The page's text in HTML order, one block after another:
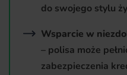
do swojego stylu
Wsparcie w
– polisa może
zabezpieczenia